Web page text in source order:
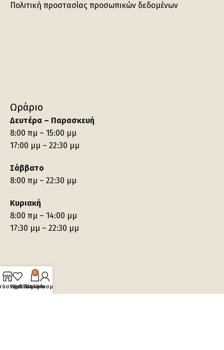
Πολιτική προστασίας προσωπικών δεδομένων
Ωράριο
Δευτέρα – Παρασκευή
8:00 πμ – 15:00 μμ
17:00 μμ – 22:30 μμ
Σάββατο
8:00 πμ – 22:30 μμ
Κυριακή
8:00 πμ – 14:00 μμ
17:30 μμ – 22:30 μμ
Wishlist
0
Καλάθι
Ο λογαριασμός μου